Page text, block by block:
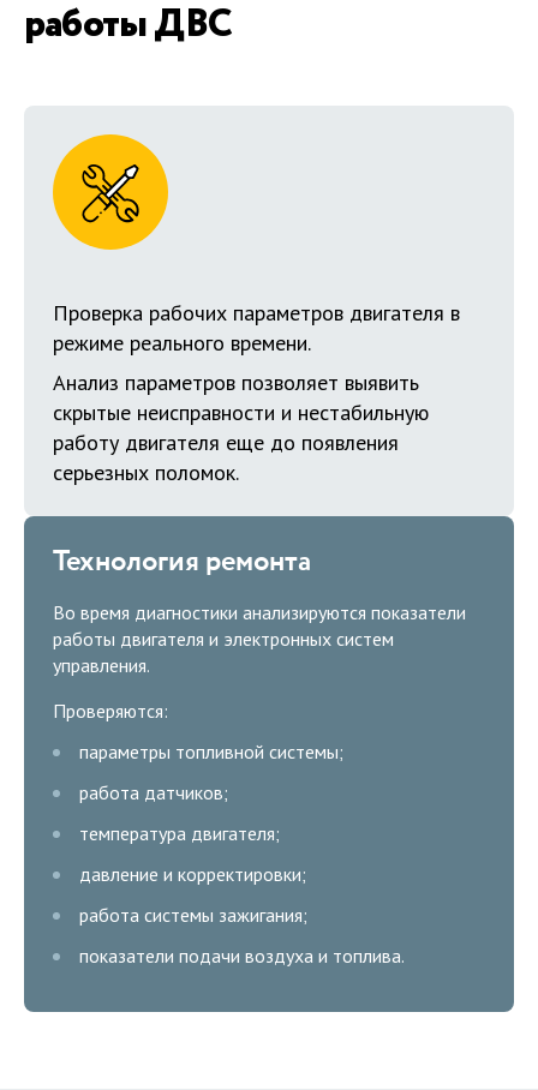
работы ДВС
Проверка рабочих параметров двигателя в
режиме реального времени.
Анализ параметров позволяет выявить
скрытые неисправности и нестабильную
работу двигателя еще до появления
серьезных поломок.
Технология ремонта
Во время диагностики анализируются показатели
работы двигателя и электронных систем
управления.
Проверяются:
параметры топливной системы;
работа датчиков;
температура двигателя;
давление и корректировки;
работа системы зажигания;
показатели подачи воздуха и топлива.